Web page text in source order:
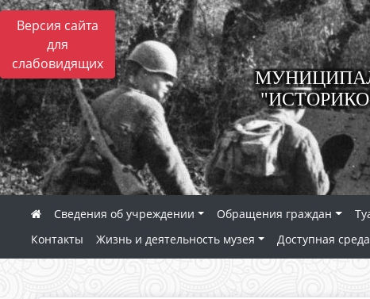
Версия сайта
для
слабовидящих
Сведения об учреждении Обращения граждан
Контакты
Жизнь и деятельность музея Доступная среда